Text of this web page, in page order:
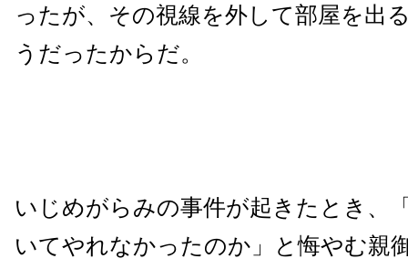
ったが、その視線を外して部屋を出
うだったからだ。
いじめがらみの事件が起きたとき、
いてやれなかったのか」と悔やむ親